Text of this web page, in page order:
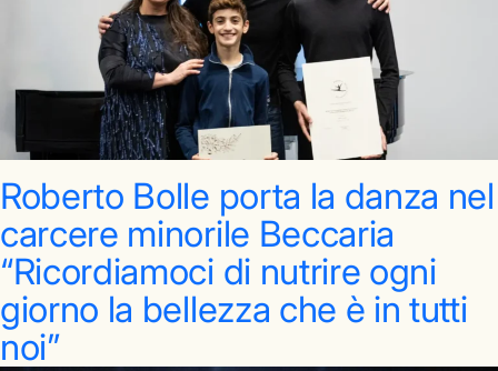
Roberto Bolle porta la danza nel
carcere minorile Beccaria
“Ricordiamoci di nutrire ogni
giorno la bellezza che è in tutti
noi”